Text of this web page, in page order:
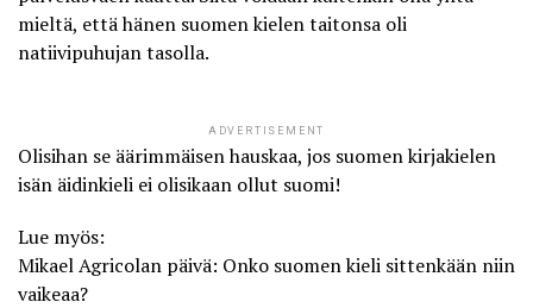
mieltä, että hänen suomen kielen taitonsa oli
natiivipuhujan tasolla.
ADVERTISEMENT
Olisihan se äärimmäisen hauskaa, jos suomen kirjakielen
isän äidinkieli ei olisikaan ollut suomi!
Lue myös:
Mikael Agricolan päivä: Onko suomen kieli sittenkään niin
vaikeaa?